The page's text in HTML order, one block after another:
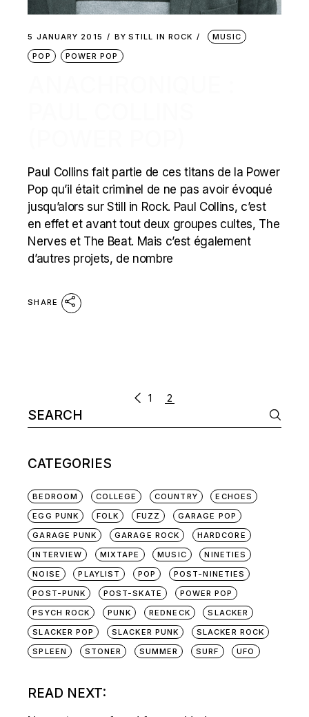
5 JANUARY 2015 BY STILL IN ROCK
MUSIC
POP
POWER POP
Paul Collins fait partie de ces titans de la Power
Pop qu’il était criminel de ne pas avoir évoqué
jusqu’alors sur Still in Rock. Paul Collins, c’est
en effet et avant tout deux groupes cultes, The
Nerves et The Beat. Mais c’est également
d’autres projets, de nombre
SHARE
NAVIGATION
1 2
Search
for:
CATEGORIES
BEDROOM COLLEGE COUNTRY
ECHOES
EGG PUNK
FOLK FUZZ
GARAGE POP
GARAGE PUNK
GARAGE ROCK
HARDCORE
INTERVIEW
MIXTAPE MUSIC
NINETIES
NOISE
PLAYLIST POP
POST-NINETIES
POST-PUNK
POST-SKATE
POWER POP
PSYCH ROCK
PUNK REDNECK
SLACKER
SLACKER POP
SLACKER PUNK
SLACKER ROCK
SPLEEN
STONER SUMMER SURF UFO
READ NEXT: